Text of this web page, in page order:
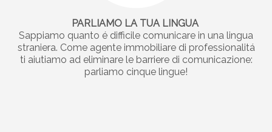
PARLIAMO LA TUA LINGUA
Sappiamo quanto é difficile comunicare in una lingua
straniera. Come agente immobiliare di professionalitá
ti aiutiamo ad eliminare le barriere di comunicazione:
parliamo cinque lingue!